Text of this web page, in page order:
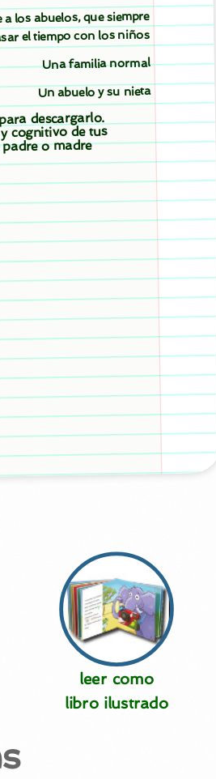
los abuelos, que siempre
el tiempo con los niños
Una familia normal
Un abuelo y su nieta
descargarlo.
cognitivo de tus
o madre
leer como
libro ilustrado